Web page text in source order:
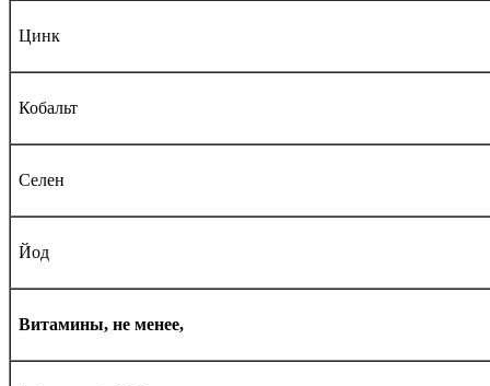
Цинк
Кобальт
Селен
Йод
Витамины, не менее,